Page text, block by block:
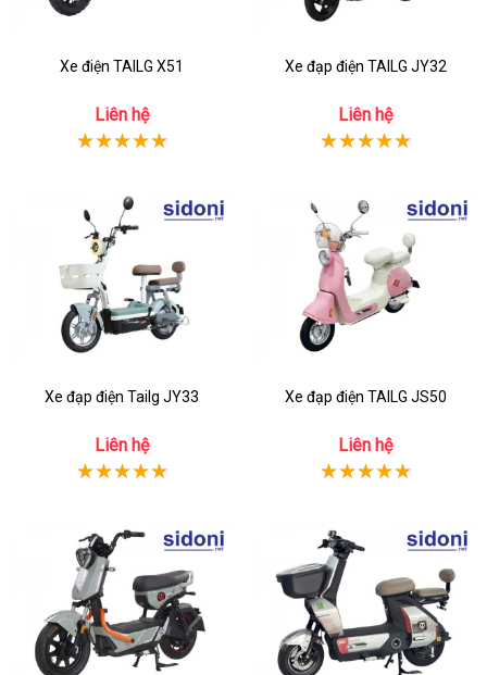
Xe điện TAILG X51
Liên hệ
Xe đạp điện TAILG JY32
Liên hệ
Xe đạp điện Tailg JY33
Liên hệ
Xe đạp điện TAILG JS50
Liên hệ